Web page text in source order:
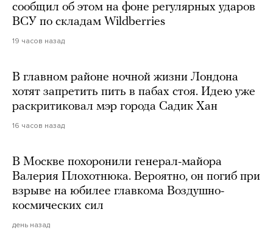
сообщил об этом на фоне регулярных ударов
ВСУ по складам Wildberries
19 часов назад
В главном районе ночной жизни Лондона
хотят запретить пить в пабах стоя. Идею уже
раскритиковал мэр города Садик Хан
16 часов назад
В Москве похоронили генерал-майора
Валерия Плохотнюка. Вероятно, он погиб при
взрыве на юбилее главкома Воздушно-
космических сил
день назад